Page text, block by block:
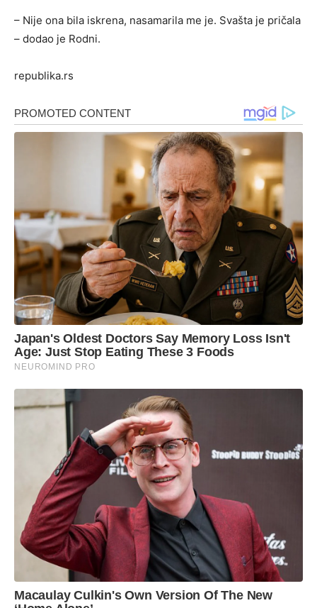
– Nije ona bila iskrena, nasamarila me je. Svašta je pričala
– dodao je Rodni.
republika.rs